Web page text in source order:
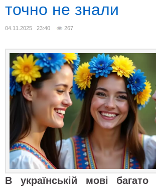
точно не знали
04.11.2025 23:40 267
В українській мові багато